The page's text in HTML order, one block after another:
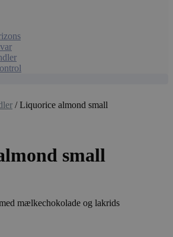
/ Liquorice almond small
small
mælkechokolade og lakrids